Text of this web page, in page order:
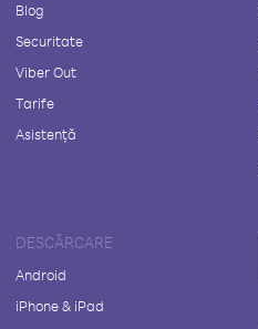
Blog
Securitate
Viber Out
Tarife
Asistență
DESCĂRCARE
Android
iPhone & iPad